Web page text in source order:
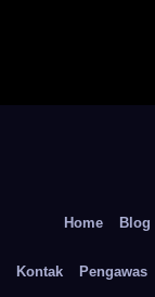
Home Blog
Kontak Pengawas